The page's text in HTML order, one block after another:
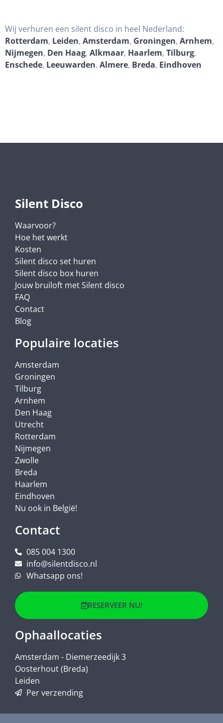
Wij verhuren een silent disco in heel Nederland:
Rotterdam, Leiden, Amsterdam, Groningen, Arnhem,
Nijmegen, Den Haag, Alkmaar, Haarlem, Tilburg,
Enschede, Leeuwarden, Almere, Breda, Eindhoven
Silent Disco
Waarvoor?
Hoe het werkt
Kosten
Silent disco set huren
Silent disco box huren
Jouw bruiloft met Silent disco
FAQ
Contact
Blog
Populaire locaties
Amsterdam
Groningen
Tilburg
Arnhem
Den Haag
Utrecht
Rotterdam
Nijmegen
Zwolle
Breda
Haarlem
Eindhoven
Nu ook in België!
Contact
085 004 1300
info@silentdisco.nl
Whatsapp ons!
RESERVEER NU!
Ophaallocaties
Amsterdam - Diemerzeedijk 3
Oosterhout (Breda)
Leiden
Per verzending